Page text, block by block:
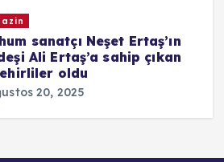
sanatçı Neşet Ertaş’ın
Ali Ertaş’a sahip çıkan
oldu
20, 2025